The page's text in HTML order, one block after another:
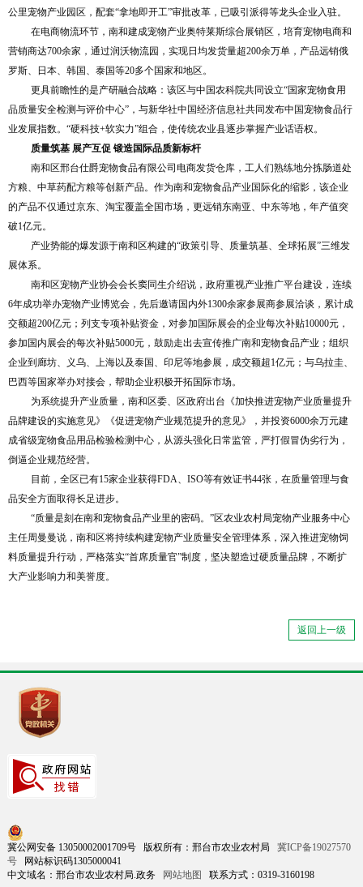
公里宠物产业园区，配套“拿地即开工”审批改革，已吸引派得等龙头企业入驻。
在电商物流环节，南和建成宠物产业奥特莱斯综合展销区，培育宠物电商和
营销商达700余家，通过润沃物流园，实现日均发货量超200余万单，产品远销俄
罗斯、日本、韩国、泰国等20多个国家和地区。
更具前瞻性的是产研融合战略：该区与中国农科院共同设立“国家宠物食用
品质量安全检测与评价中心”，与新华社中国经济信息社共同发布中国宠物食品行
业发展指数。“硬科技+软实力”组合，使传统农业县逐步掌握产业话语权。
质量筑基 展产互促 锻造国际品质新标杆
南和区邢台仕爵宠物食品有限公司电商发货仓库，工人们熟练地分拣肠道处
方粮、中草药配方粮等创新产品。作为南和宠物食品产业国际化的缩影，该企业
的产品不仅通过京东、淘宝覆盖全国市场，更远销东南亚、中东等地，年产值突
破1亿元。
产业势能的爆发源于南和区构建的“政策引导、质量筑基、全球拓展”三维发
展体系。
南和区宠物产业协会会长窦同生介绍说，政府重视产业推广平台建设，连续
6年成功举办宠物产业博览会，先后邀请国内外1300余家参展商参展洽谈，累计成
交额超200亿元；列支专项补贴资金，对参加国际展会的企业每次补贴10000元，
参加国内展会的每次补贴5000元，鼓励走出去宣传推广南和宠物食品产业；组织
企业到廊坊、义乌、上海以及泰国、印尼等地参展，成交额超1亿元；与乌拉圭、
巴西等国家举办对接会，帮助企业积极开拓国际市场。
为系统提升产业质量，南和区委、区政府出台《加快推进宠物产业质量提升
品牌建设的实施意见》《促进宠物产业规范提升的意见》，并投资6000余万元建
成省级宠物食品用品检验检测中心，从源头强化日常监管，严打假冒伪劣行为，
倒逼企业规范经营。
目前，全区已有15家企业获得FDA、ISO等有效证书44张，在质量管理与食
品安全方面取得长足进步。
“质量是刻在南和宠物食品产业里的密码。”区农业农村局宠物产业服务中心
主任周曼曼说，南和区将持续构建宠物产业质量安全管理体系，深入推进宠物饲
料质量提升行动，严格落实“首席质量官”制度，坚决塑造过硬质量品牌，不断扩
大产业影响力和美誉度。
返回上一级
冀公网安备 13050002001709号 版权所有：邢台市农业农村局 冀ICP备19027570
号网站标识码1305000041
中文域名：邢台市农业农村局.政务
网站地图 联系方式：0319-3160198